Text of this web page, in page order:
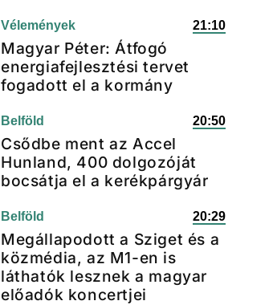
Vélemények 21:10
Magyar Péter: Átfogó
energiafejlesztési tervet
fogadott el a kormány
Belföld 20:50
Csődbe ment az Accel
Hunland, 400 dolgozóját
bocsátja el a kerékpárgyár
Belföld 20:29
Megállapodott a Sziget és a
közmédia, az M1-en is
láthatók lesznek a magyar
előadók koncertjei